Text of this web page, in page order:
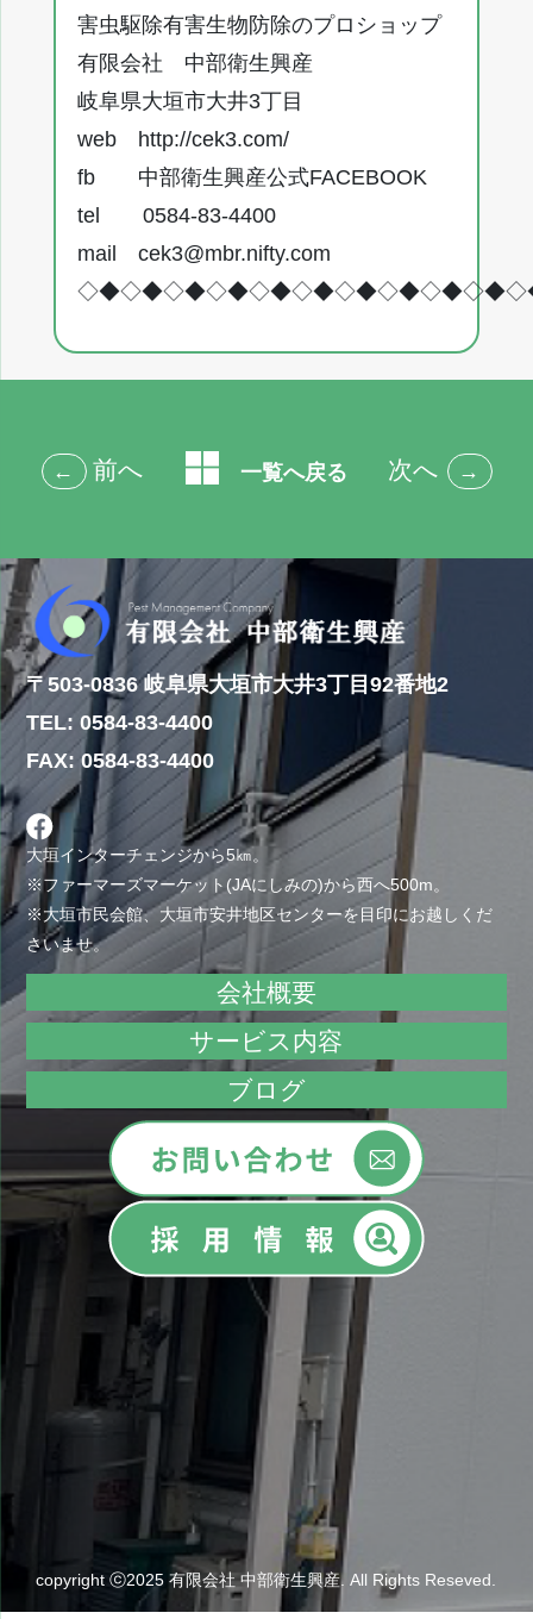
害虫駆除有害生物防除のプロショップ
有限会社 中部衛生興産
岐阜県大垣市大井3丁目
web http://cek3.com/
fb 中部衛生興産公式FACEBOOK
tel 0584-83-4400
mail cek3@mbr.nifty.com
← 前へ 一覧へ戻る 次へ →
〒503-0836 岐阜県大垣市大井3丁目92番地2
TEL: 0584-83-4400
FAX: 0584-83-4400
大垣インターチェンジから5㎞。
※ファーマーズマーケット(JAにしみの)から西へ500m。
※大垣市民会館、大垣市安井地区センターを目印にお越しくだ
さいませ。
会社概要
サービス内容
ブログ
copyright ⓒ2025 有限会社 中部衛生興産. All Rights Reseved.